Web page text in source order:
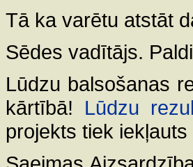
Tā ka varētu atstāt
Sēdes vadītājs.
Lūdzu balsošanas
kārtībā! Lūdzu
projekts tiek